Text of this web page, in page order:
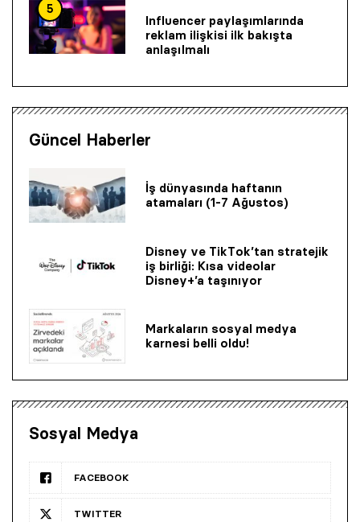
5
Influencer paylaşımlarında
reklam ilişkisi ilk bakışta
anlaşılmalı
Güncel Haberler
İş dünyasında haftanın
atamaları (1-7 Ağustos)
Disney ve TikTok’tan stratejik
iş birliği: Kısa videolar
Disney+’a taşınıyor
Markaların sosyal medya
karnesi belli oldu!
Sosyal Medya
FACEBOOK
TWITTER